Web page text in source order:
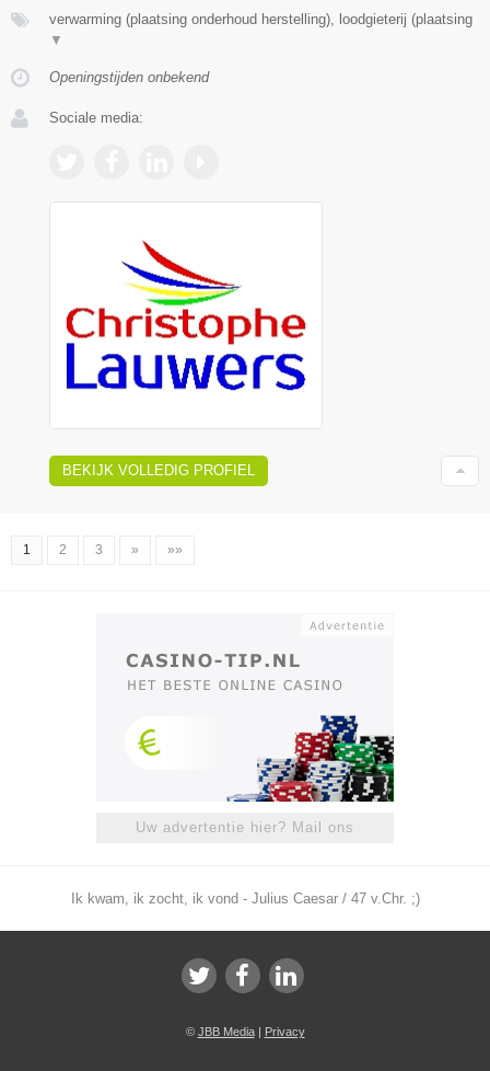
verwarming (plaatsing onderhoud herstelling), loodgieterij (plaatsing
▼
Openingstijden onbekend
Sociale media:
BEKIJK VOLLEDIG PROFIEL
1 2 3 » »»
Uw advertentie hier? Mail ons
Ik kwam, ik zocht, ik vond - Julius Caesar / 47 v.Chr. ;)
© JBB Media| Privacy